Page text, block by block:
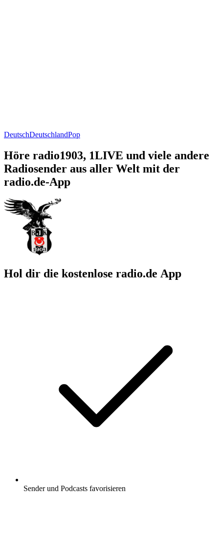
DeutschDeutschlandPop
Höre radio1903, 1LIVE und viele andere
Radiosender aus aller Welt mit der
radio.de-App
Hol dir die kostenlose radio.de App
Sender und Podcasts favorisieren